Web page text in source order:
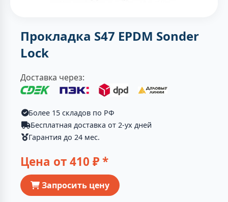
Прокладка S47 EPDM Sonder
Lock
Доставка через:
Более 15 складов по РФ
Бесплатная доставка от 2-ух дней
Гарантия до 24 мес.
Цена от410 ₽ *
Запросить цену